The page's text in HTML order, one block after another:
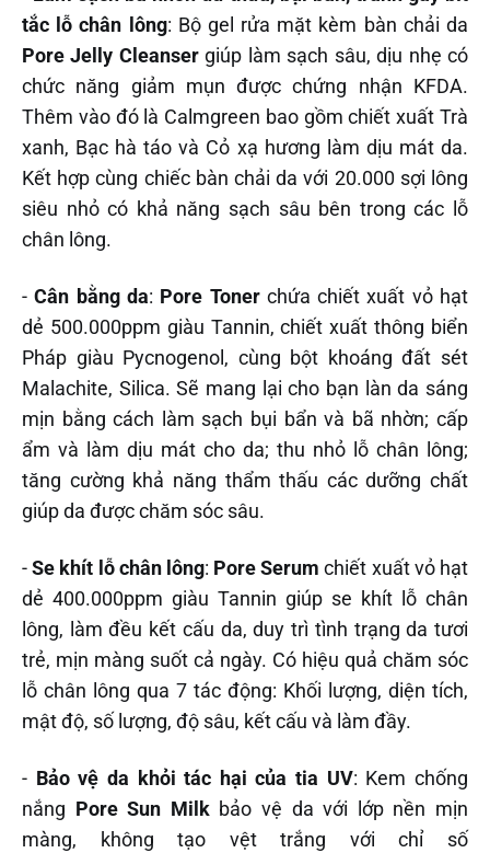
tắc lỗ chân lông: Bộ gel rửa mặt kèm bàn chải da
Pore Jelly Cleansergiúp làm sạch sâu, dịu nhẹ có
chức năng giảm mụn được chứng nhận KFDA.
Thêm vào đó là Calmgreen bao gồm chiết xuất Trà
xanh, Bạc hà táo và Cỏ xạ hương làm dịu mát da.
Kết hợp cùng chiếc bàn chải da với 20.000 sợi lông
siêu nhỏ có khả năng sạch sâu bên trong các lỗ
chân lông.
-Cân bằng da: Pore Tonerchứa chiết xuất vỏ hạt
dẻ 500.000ppm giàu Tannin, chiết xuất thông biển
Pháp giàu Pycnogenol, cùng bột khoáng đất sét
Malachite, Silica. Sẽ mang lại cho bạn làn da sáng
mịn bằng cách làm sạch bụi bẩn và bã nhờn; cấp
ẩm và làm dịu mát cho da; thu nhỏ lỗ chân lông;
tăng cường khả năng thẩm thấu các dưỡng chất
giúp da được chăm sóc sâu.
-Se khít lỗ chân lông: Pore Serum chiết xuất vỏ hạt
dẻ 400.000ppm giàu Tannin giúp se khít lỗ chân
lông, làm đều kết cấu da, duy trì tình trạng da tươi
trẻ, mịn màng suốt cả ngày. Có hiệu quả chăm sóc
lỗ chân lông qua 7 tác động: Khối lượng, diện tích,
mật độ, số lượng, độ sâu, kết cấu và làm đầy.‌‌
- Bảo vệ da khỏi tác hại của tia UV: Kem chống
nắng Pore Sun Milkbảo vệ da với lớp nền mịn
màng, không tạo vệt trắng với chỉ số